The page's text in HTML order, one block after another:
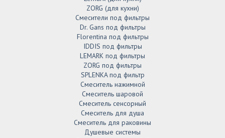
ZORG (для кухни)
Смесители под фильтры
Dr. Gans под фильтры
Florentina под фильтры
IDDIS под фильтры
LEMARK под фильтры
ZORG под фильтры
SPLENKA под фильтр
Смеситель нажимной
Смеситель шаровой
Смеситель сенсорный
Смеситель для душа
Смеситель для раковины
Душевые системы